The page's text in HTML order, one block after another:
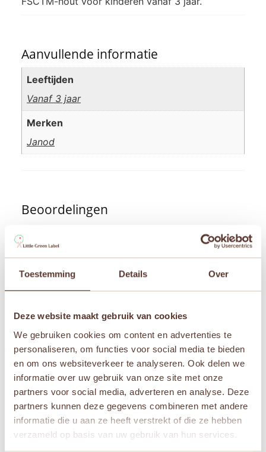
Toestemming Details Over
Deze website maakt gebruik van cookies
We gebruiken cookies om content en advertenties te
personaliseren, om functies voor social media te bieden
en om ons websiteverkeer te analyseren. Ook delen we
informatie over uw gebruik van onze site met onze
partners voor social media, adverteren en analyse. Deze
partners kunnen deze gegevens combineren met andere
informatie die u aan ze heeft verstrekt of die ze hebben
verzameld op basis van uw gebruik van hun services.
Aanvullende informatie
Leeftijden
Vanaf 3 jaar
Merken
Janod
Beoordelingen
Wees de eerste om “Janod – De Ijssalon” te
Je e-mailadres wordt niet gepubliceerd.
Vereiste
velden zijn gemarkeerd met*
Je waardering*
Je beoordeling
Naam